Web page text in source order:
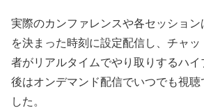
実際のカンファレンスや各セッショ
を決まった時刻に設定配信し、チャ
者がリアルタイムでやり取りするハ
後はオンデマンド配信でいつでも視
した。